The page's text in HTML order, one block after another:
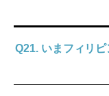
Q21. いまフィリ